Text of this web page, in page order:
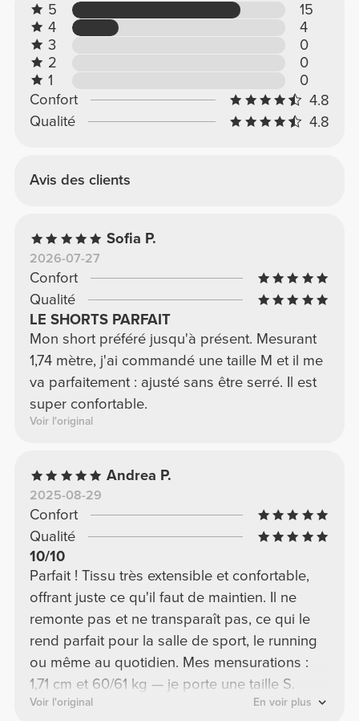
5
15
4
4
3
0
2
0
1
0
Confort
4.8
Qualité
4.8
Avis des clients
Sofia P.
2026-07-27
Confort
Qualité
LE SHORTS PARFAIT
Mon short préféré jusqu'à présent. Mesurant
1,74 mètre, j'ai commandé une taille M et il me
va parfaitement : ajusté sans être serré. Il est
super confortable.
Voir l'original
Andrea P.
2025-08-29
Confort
Qualité
10/10
Parfait ! Tissu très extensible et confortable,
offrant juste ce qu'il faut de maintien. Il ne
remonte pas et ne transparaît pas, ce qui le
rend parfait pour la salle de sport, le running
ou même au quotidien. Mes mensurations :
1,71 cm et 60/61 kg — je porte une taille S.
Voir l'original En voir plus